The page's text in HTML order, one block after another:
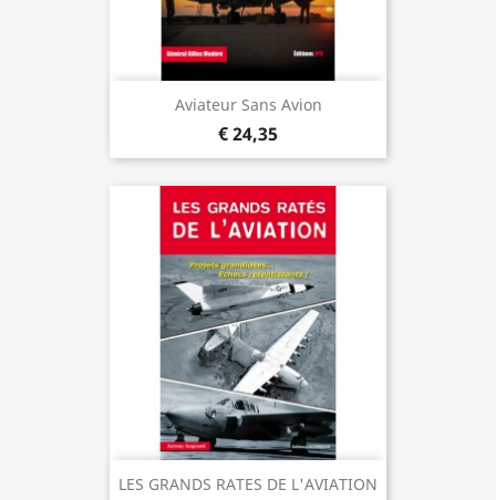
Aviateur Sans Avion
€ 24,35
LES GRANDS RATES DE L'AVIATION